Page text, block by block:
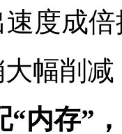
速度成
幅削减
存”